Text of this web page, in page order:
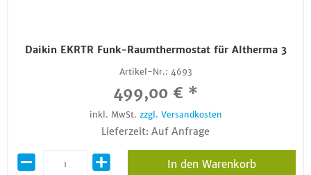
Daikin EKRTR Funk-Raumthermostat für Altherma 3
Artikel-Nr.: 4693
499,00 € *
inkl. MwSt. zzgl. Versandkosten
Lieferzeit: Auf Anfrage
In den Warenkorb